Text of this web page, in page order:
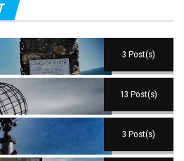
3 Post(s)
13 Post(s)
3 Post(s)